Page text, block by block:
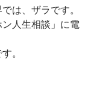
は、ザラです。
人生相談」に電
。